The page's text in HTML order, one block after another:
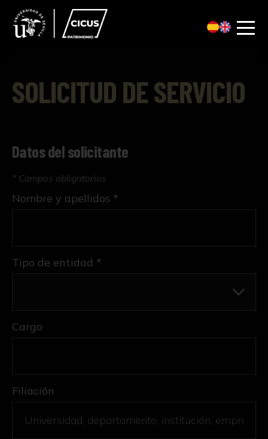
SOLICITUD DE SERVICIO
Datos del solicitante
* Campos obligatorios
Tipo de entidad *
Nombre y apellidos *
Cargo
Filiación